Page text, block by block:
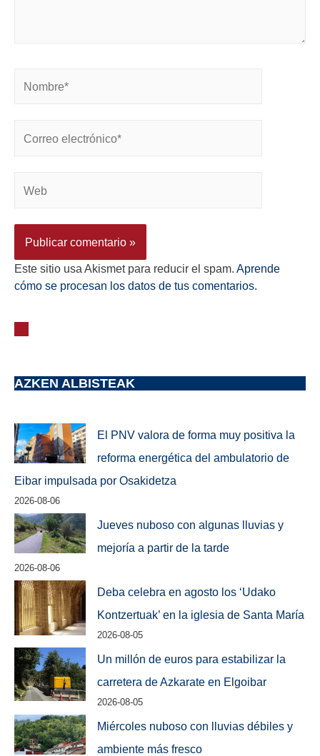
Este sitio usa Akismet para reducir el spam. Aprende
cómo se procesan los datos de tus comentarios.
AZKEN ALBISTEAK
El PNV valora de forma muy positiva la
reforma energética del ambulatorio de
Eibar impulsada por Osakidetza
2026-08-06
Jueves nuboso con algunas lluvias y
mejoría a partir de la tarde
2026-08-06
Deba celebra en agosto los ‘Udako
Kontzertuak’ en la iglesia de Santa María
2026-08-05
Un millón de euros para estabilizar la
carretera de Azkarate en Elgoibar
2026-08-05
Miércoles nuboso con lluvias débiles y
ambiente más fresco